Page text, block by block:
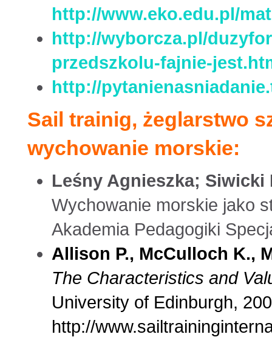
http://www.eko.edu.pl/
http://wyborcza.pl/
przedszkolu-fajnie-
http://
Sail trainig, żeglarstwo
wychowanie morskie:
Leśny Agnieszka; Siwicki
Wychowanie morskie jako
Akademia Pedagogiki
Allison P., McCulloch K.,
The Characteristics and
University of Edinburgh,
http://